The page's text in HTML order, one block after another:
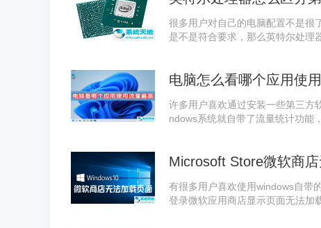
很多用户对自己的电脑配置不是很
是不是符合要求，那么英特尔处理
电脑怎么看哪个应用使
许多用户喜欢通过安装一些第三方
ndows系统就自带了流量统计功能
有很多用户喜欢使用windows自带
登录微软应用商店显示页面无法加